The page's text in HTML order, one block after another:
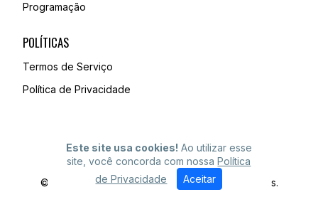
Programação
POLÍTICAS
Termos de Serviço
Política de Privacidade
© TV Costa Oeste - Todos os direitos reservados.
Este site usa cookies! Ao utilizar esse
site, você concorda com nossaPolítica
de Privacidade
Aceitar